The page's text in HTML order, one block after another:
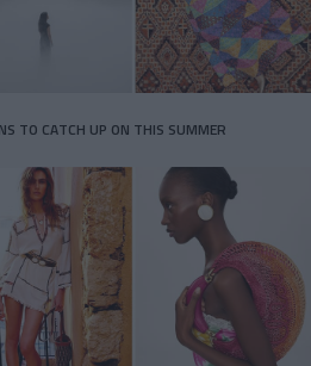
TO CATCH UP ON THIS SUMMER